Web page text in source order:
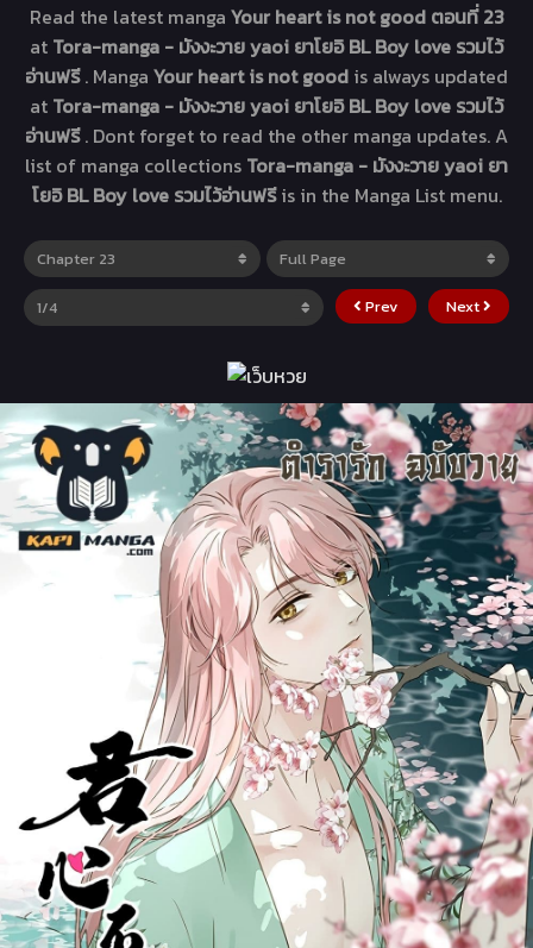
Read the latest manga Your heart is not good ตอนที่ 23
at Tora-manga - มังงะวาย yaoi ยาโยอิ BL Boy love รวมไว้
อ่านฟรี. Manga Your heart is not good is always updated
at Tora-manga - มังงะวาย yaoi ยาโยอิ BL Boy love รวมไว้
อ่านฟรี. Dont forget to read the other manga updates. A
list of manga collections Tora-manga - มังงะวาย yaoi ยา
โยอิ BL Boy love รวมไว้อ่านฟรีis in the Manga List menu.
Prev Next